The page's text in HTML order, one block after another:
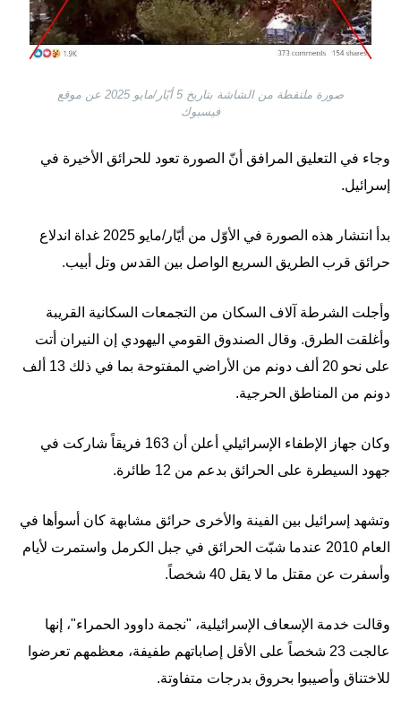
صورة ملتقطة من الشاشة بتاريخ 5 أيّار/مايو 2025 عن موقع
فيسبوك
وجاء في التعليق المرافق أنّ الصورة تعود للحرائق الأخيرة في
إسرائيل.
بدأ انتشار هذه الصورة في الأوّل من أيّار/مايو 2025 غداة اندلاع
حرائق قرب الطريق السريع الواصل بين القدس وتل أبيب.
وأجلت الشرطة آلاف السكان من التجمعات السكانية القريبة
وأغلقت الطرق. وقال الصندوق القومي اليهودي إن النيران أتت
على نحو 20 ألف دونم من الأراضي المفتوحة بما في ذلك 13 ألف
دونم من المناطق الحرجية.
وكان جهاز الإطفاء الإسرائيلي أعلن أن 163 فريقاً شاركت في
جهود السيطرة على الحرائق بدعم من 12 طائرة.
وتشهد إسرائيل بين الفينة والأخرى حرائق مشابهة كان أسوأها في
العام 2010 عندما شبّت الحرائق في جبل الكرمل واستمرت لأيام
وأسفرت عن مقتل ما لا يقل 40 شخصاً.
وقالت خدمة الإسعاف الإسرائيلية، "نجمة داوود الحمراء"، إنها
عالجت 23 شخصاً على الأقل إصاباتهم طفيفة، معظمهم تعرضوا
للاختناق وأصيبوا بحروق بدرجات متفاوتة.